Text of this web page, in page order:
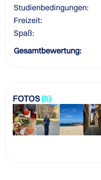
Studienbedingungen:
Freizeit:
Spaß:
Gesamtbewertung:
FOTOS(5)